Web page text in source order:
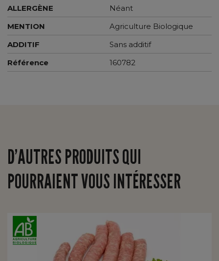
ALLERGÈNE
Néant
MENTION
Agriculture Biologique
ADDITIF
Sans additif
Référence
160782
D’AUTRES PRODUITS QUI
POURRAIENT VOUS INTÉRESSER